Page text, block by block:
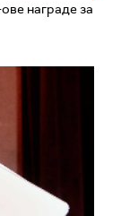
награде за